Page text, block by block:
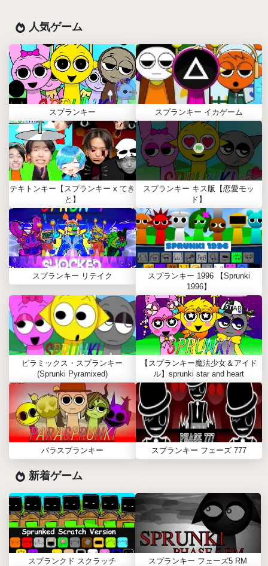
人気ゲーム
スプランキー スプランキー イカゲーム
テキトンキー【スプランキー x てき
と】
スプランキー キス版【恋愛モッ
ド】
スプランキー リテイク
スプランキー 1996 【Sprunki
1996】
ピラミックス・スプランキー
(Sprunki Pyramixed)
【スプランキー魔法少女＆アイド
ル】sprunki star and heart
パラスプランキー スプランキー フェーズ 777
新着ゲーム
スプランクド スクラッチ スプランキー フェーズ5 RM